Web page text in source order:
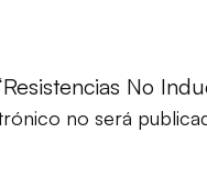
No
no será